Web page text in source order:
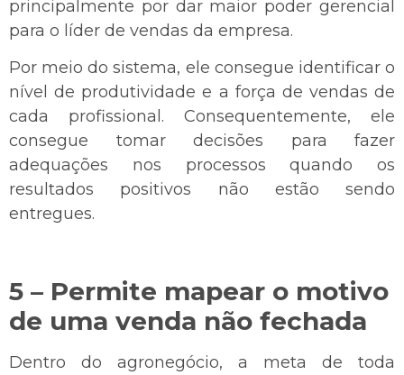
principalmente por dar maior poder gerencial
para o líder de vendas da empresa.
Por meio do sistema, ele consegue identificar o
nível de produtividade e a força de vendas de
cada profissional. Consequentemente, ele
consegue tomar decisões para fazer
adequações nos processos quando os
resultados positivos não estão sendo
entregues.
5 – Permite mapear o motivo
de uma venda não fechada
Dentro do agronegócio, a meta de toda